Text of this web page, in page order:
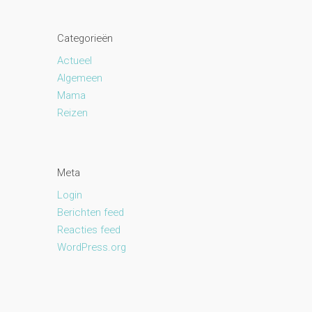
Categorieën
Actueel
Algemeen
Mama
Reizen
Meta
Login
Berichten feed
Reacties feed
WordPress.org